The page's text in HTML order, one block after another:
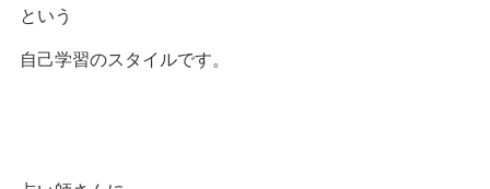
という
自己学習のスタイルです。